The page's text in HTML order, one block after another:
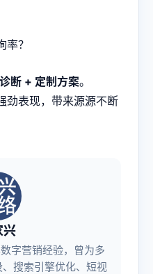
？
断 + 定制方案。
劲表现，带来源源不断
兴
字营销经验，曾为多
搜索引擎优化、短视